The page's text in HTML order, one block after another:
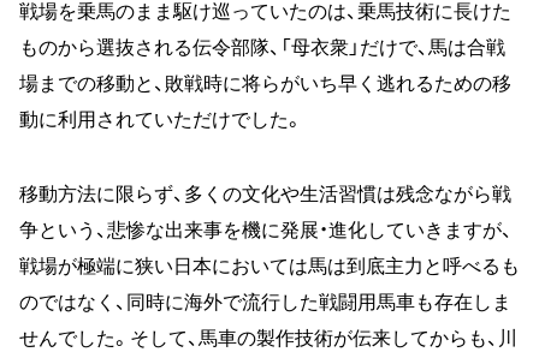
戦場を乗馬のまま駆け巡っていたのは、乗馬技術に長けた
ものから選抜される伝令部隊、「母衣衆」だけで、馬は合戦
場までの移動と、敗戦時に将らがいち早く逃れるための移
動に利用されていただけでした。
移動方法に限らず、多くの文化や生活習慣は残念ながら戦
争という、悲惨な出来事を機に発展・進化していきますが、
戦場が極端に狭い日本においては馬は到底主力と呼べるも
のではなく、同時に海外で流行した戦闘用馬車も存在しま
せんでした。そして、馬車の製作技術が伝来してからも、川